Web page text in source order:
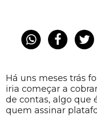
Há uns meses trás
iria começar a
de contas, algo que
quem assinar